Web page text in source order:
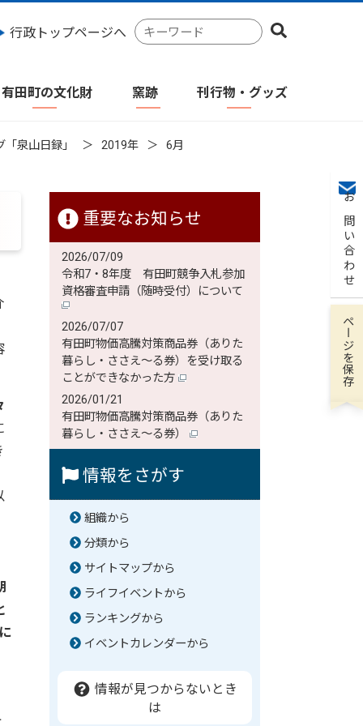
行政トップページへ
検
索
ワ
有田町の文化財 窯跡 刊行物・グッズ
お問い合わせ
泉山日録」 2019年 6月
重要なお知らせ
2026/07/09
令和7・8年度 有田町競争入札参加
資格審査申請（随時受付）について
2026/07/07
有田町物価高騰対策商品券（ありた
暮らし・ささえ～る券）を受け取る
ことができなかった方
2026/01/21
有田町物価高騰対策商品券（ありた
暮らし・ささえ～る券）
情報をさがす
組織から
分類から
サイトマップから
ライフイベントから
ランキングから
イベントカレンダーから
情報が見つからないとき
は
ページを保存